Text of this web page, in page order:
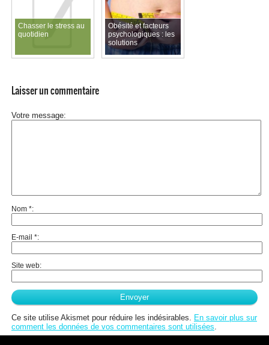
Chasser le stress au
quotidien
Obésité et facteurs
psychologiques : les
solutions
Laisser un commentaire
Votre message
Nom *
E-mail *
Site web
Ce site utilise Akismet pour réduire les indésirables. En savoir plus sur
comment les données de vos commentaires sont utilisées.